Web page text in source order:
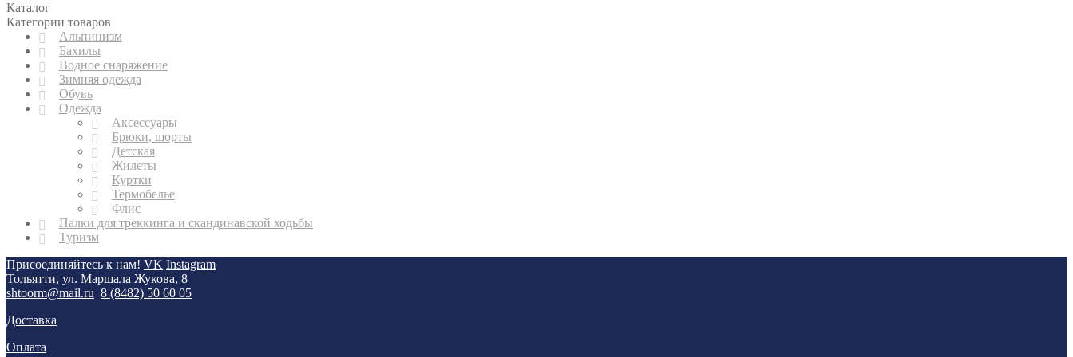
Каталог
Категории товаров
Альпинизм
Бахилы
Водное снаряжение
Зимняя одежда
Обувь
Одежда
Аксессуары
Брюки, шорты
Детская
Жилеты
Куртки
Термобелье
Флис
Палки для треккинга и скандинавской ходьбы
Туризм
Присоединяйтесь к нам! VK Instagram
Тольятти, ул. Маршала Жукова, 8
shtoorm@mail.ru 8 (8482) 50 60 05
Доставка
Оплата